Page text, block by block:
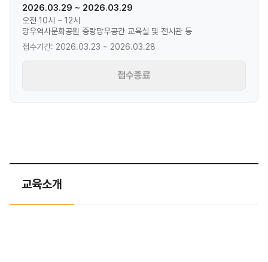
2026.03.29 ~ 2026.03.29
오전 10시 ~ 12시
망우역사문화공원 중랑망우공간 교육실 및 전시관 등
접수기간: 2026.03.23 ~ 2026.03.28
접수종료
교육소개